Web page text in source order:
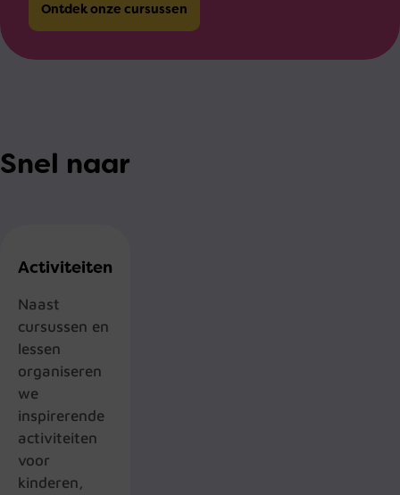
Ontdek onze cursussen
Snel naar
Activiteiten
Naast
cursussen en
lessen
organiseren
we
inspirerende
activiteiten
voor
kinderen,